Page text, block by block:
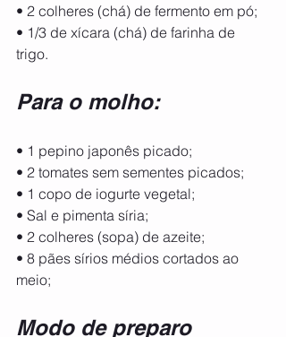
• 2 colheres (chá) de fermento em pó;
• 1/3 de xícara (chá) de farinha de
trigo.
Para o molho:
• 1 pepino japonês picado;
• 2 tomates sem sementes picados;
• 1 copo de iogurte vegetal;
• Sal e pimenta síria;
• 2 colheres (sopa) de azeite;
• 8 pães sírios médios cortados ao
meio;
Modo de preparo